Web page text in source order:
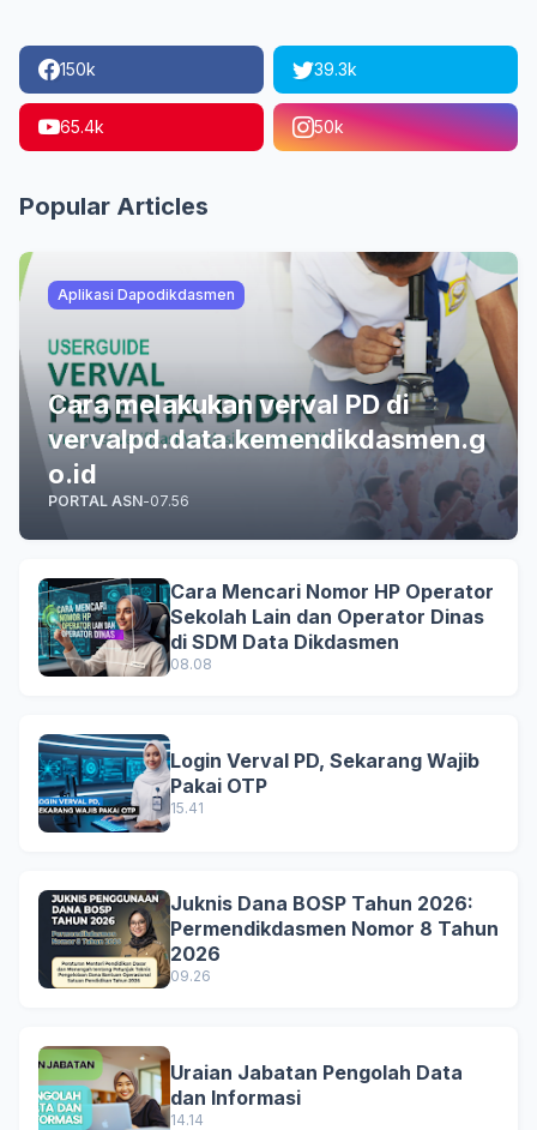
150k 39.3k
65.4k 50k
Popular Articles
Aplikasi Dapodikdasmen
Cara melakukan verval PD di
vervalpd.data.kemendikdasmen.g
o.id
PORTAL ASN-07.56
Cara Mencari Nomor HP Operator
Sekolah Lain dan Operator Dinas
di SDM Data Dikdasmen
08.08
Login Verval PD, Sekarang Wajib
Pakai OTP
15.41
Juknis Dana BOSP Tahun 2026:
Permendikdasmen Nomor 8 Tahun
2026
09.26
Uraian Jabatan Pengolah Data
dan Informasi
14.14